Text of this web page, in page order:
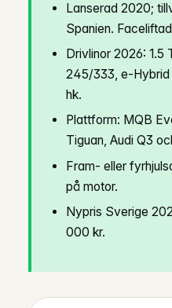
Lanserad 2020;
Spanien.
Drivlinor 2026: 1.5
245/333, e-
hk.
Plattform: MQB
Tiguan, Audi Q3
Fram- eller
på motor.
Nypris Sverige
000 kr.